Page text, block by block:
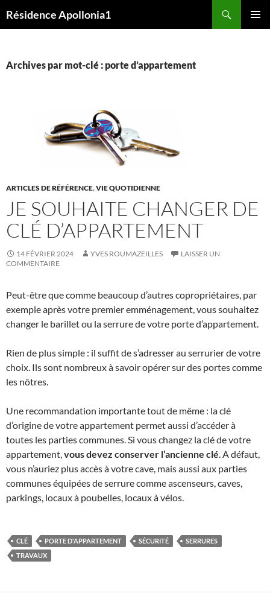
auRésidence Apollonia1
Archives par mot-clé : porte d’appartement
ARTICLES DE RÉFÉRENCE,VIE QUOTIDIENNE
JE SOUHAITE CHANGER DE
CLÉ D’APPARTEMENT
14 FÉVRIER 2024 YVES ROUMAZEILLES
LAISSER UN
COMMENTAIRE
Peut-être que comme beaucoup d’autres copropriétaires, par
exemple après votre premier emménagement, vous souhaitez
changer le barillet ou la serrure de votre porte d’appartement.
Rien de plus simple : il suffit de s’adresser au serrurier de votre
choix. Ils sont nombreux à savoir opérer sur des portes comme
les nôtres.
Une recommandation importante tout de même : la clé
d’origine de votre appartement permet aussi d’accéder à
toutes les parties communes. Si vous changez la clé de votre
appartement,vous devez conserver l’ancienne clé. A défaut,
vous n’auriez plus accès à votre cave, mais aussi aux parties
communes équipées de serrure comme ascenseurs, caves,
parkings, locaux à poubelles, locaux à vélos.
CLÉ PORTE D'APPARTEMENT SÉCURITÉ
SERRURES
TRAVAUX